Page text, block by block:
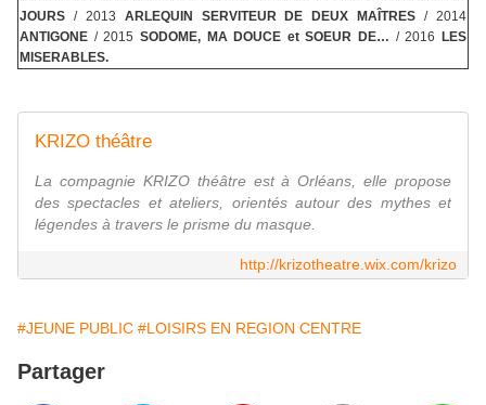
JOURS / 2013 ARLEQUIN SERVITEUR DE DEUX MAÎTRES / 2014
ANTIGONE / 2015 SODOME, MA DOUCE et SOEUR DE… / 2016
LES
MISERABLES.
KRIZO théâtre
La compagnie KRIZO théâtre est à Orléans, elle propose
des spectacles et ateliers, orientés autour des mythes et
légendes à travers le prisme du masque.
http://krizotheatre.wix.com/krizo
#JEUNE PUBLIC #LOISIRS EN REGION CENTRE
Partager